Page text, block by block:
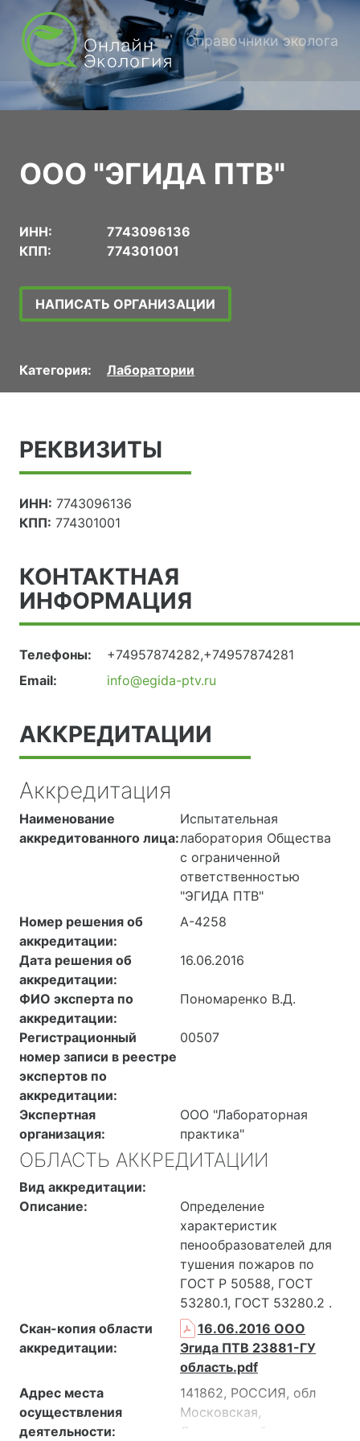
Справочники эколога
ООО "ЭГИДА ПТВ"
ИНН:
7743096136
КПП:
774301001
НАПИСАТЬ ОРГАНИЗАЦИИ
Категория: Лаборатории
РЕКВИЗИТЫ
ИНН: 7743096136
КПП: 774301001
КОНТАКТНАЯ
ИНФОРМАЦИЯ
Телефоны:
+74957874282,+74957874281
Email:
info@egida-ptv.ru
АККРЕДИТАЦИИ
Аккредитация
Наименование
аккредитованного лица:
Испытательная
лаборатория Общества
с ограниченной
ответственностью
"ЭГИДА ПТВ"
Номер решения об
аккредитации:
А-4258
Дата решения об
аккредитации:
16.06.2016
ФИО эксперта по
аккредитации:
Пономаренко В.Д.
Регистрационный
номер записи в реестре
экспертов по
аккредитации:
00507
Экспертная
организация:
ООО "Лабораторная
практика"
ОБЛАСТЬ АККРЕДИТАЦИИ
Вид аккредитации:
Описание:
Определение
характеристик
пенообразователей для
тушения пожаров по
ГОСТ Р 50588, ГОСТ
53280.1, ГОСТ 53280.2 .
Скан-копия области
аккредитации:
16.06.2016 ООО
Эгида ПТВ 23881-ГУ
область.pdf
Адрес места
осуществления
деятельности:
141862, РОССИЯ, обл
Московская,
Дмитровский